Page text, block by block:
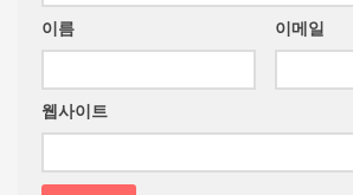
이름 이메일
웹사이트